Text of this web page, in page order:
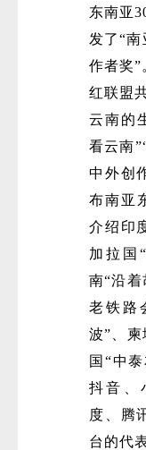
东南亚
发了“南
作者奖”
红联盟
云南的
看云南
中外创
布南亚
介绍印
加拉国
南“沿着
老铁路
波”、柬
国“中
抖音、
度、腾
台的代